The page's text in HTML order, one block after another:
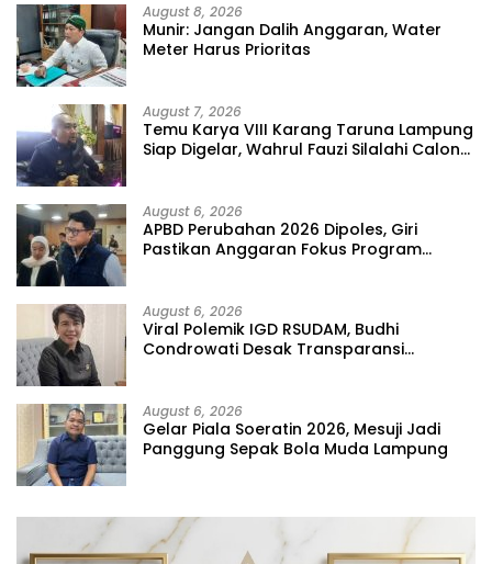
August 8, 2026
Munir: Jangan Dalih Anggaran, Water
Meter Harus Prioritas
August 7, 2026
Temu Karya VIII Karang Taruna Lampung
Siap Digelar, Wahrul Fauzi Silalahi Calon
August 6, 2026
APBD Perubahan 2026 Dipoles, Giri
Pastikan Anggaran Fokus Program
August 6, 2026
Viral Polemik IGD RSUDAM, Budhi
Condrowati Desak Transparansi
August 6, 2026
Gelar Piala Soeratin 2026, Mesuji Jadi
Panggung Sepak Bola Muda Lampung